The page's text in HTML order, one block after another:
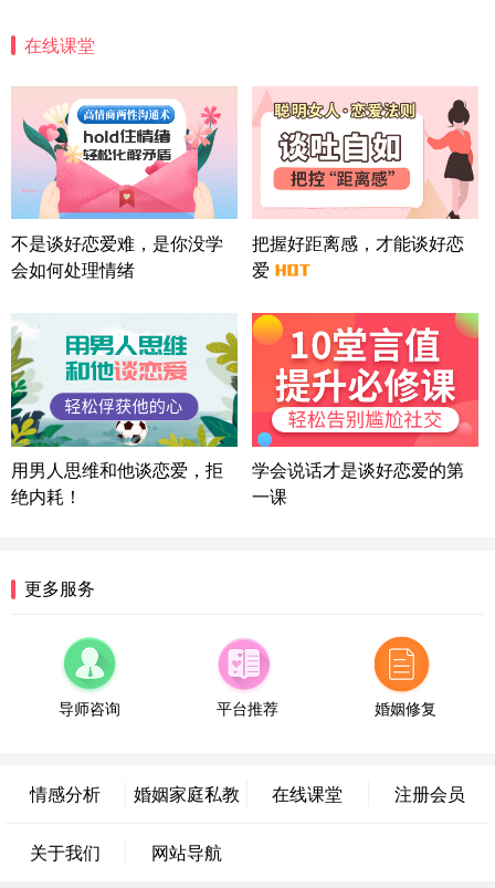
情感方案
北京-朝阳 151****3189
22分钟前
微信用户 巧?媚儿 通过此页面咨询，已获得专属情感
方案
上海-浦东 177****9074
56分钟前
微信用户 Liberty 通过此页面咨询，已获得专属情感
方案
广东-广州 188****5632
湖北-武汉 135****7410
41分钟前
微信用户 困困魚? 通过此页面咨询，已获得专属情感
方案
陕西-西安 139****6283
3分钟前
情感方案
浙江-宁波 150****8921
福建-厦门 159****4462
53分钟前
微信用户 凌乱小羊 通过此页面咨询，已获得专属情
辽宁-大连 176****2843
39分钟前
属情感方案
在线课堂
不是谈好恋爱难，是你没学
会如何处理情绪
把握好距离感，才能谈好恋
爱
用男人思维和他谈恋爱，拒
绝内耗！
学会说话才是谈好恋爱的第
一课
更多服务
导师咨询 平台推荐 婚姻修复
情感分析 婚姻家庭私教 在线课堂 注册会员
关于我们 网站导航